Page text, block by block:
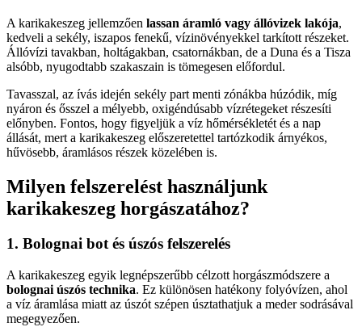
A karikakeszeg jellemzően lassan áramló vagy állóvizek lakója,
kedveli a sekély, iszapos fenekű, vízinövényekkel tarkított részeket.
Állóvízi tavakban, holtágakban, csatornákban, de a Duna és a Tisza
alsóbb, nyugodtabb szakaszain is tömegesen előfordul.
Tavasszal, az ívás idején sekély part menti zónákba húzódik, míg
nyáron és ősszel a mélyebb, oxigéndúsabb vízrétegeket részesíti
előnyben. Fontos, hogy figyeljük a víz hőmérsékletét és a nap
állását, mert a karikakeszeg előszeretettel tartózkodik árnyékos,
hűvösebb, áramlásos részek közelében is.
Milyen felszerelést használjunk
karikakeszeg horgászatához?
1. Bolognai bot és úszós felszerelés
A karikakeszeg egyik legnépszerűbb célzott horgászmódszere a
bolognai úszós technika. Ez különösen hatékony folyóvízen, ahol
a víz áramlása miatt az úszót szépen úsztathatjuk a meder sodrásával
megegyezően.